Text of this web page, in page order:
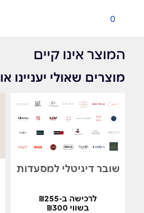
0
המוצר אינו קיים
מוצרים שאולי יעניינו
שובר דיגיטלי למסעדות
לרכישה ב-₪255
בשווי ₪300